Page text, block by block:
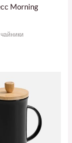
Morning